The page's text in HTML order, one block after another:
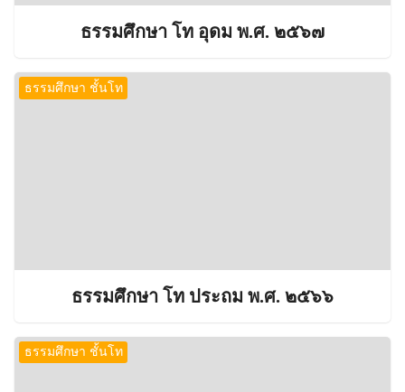
ธรรมศึกษา โท อุดม พ.ศ. ๒๕๖๗
ธรรมศึกษา ชั้นโท
ธรรมศึกษา โท ประถม พ.ศ. ๒๕๖๖
ธรรมศึกษา ชั้นโท